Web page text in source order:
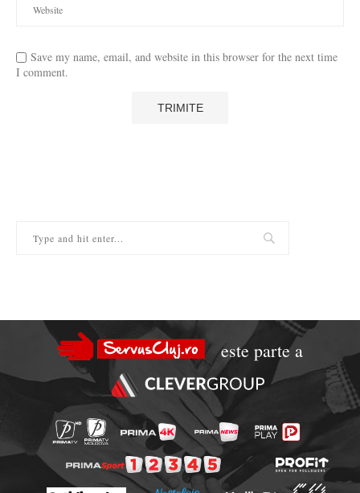
Save my name, email, and website in this browser for the next time
I comment.
este parte a